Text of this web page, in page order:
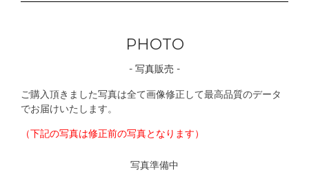
PHOTO
- 写真販売 -
ご購入頂きました写真は全て画像修正して最高品質のデータ
でお届けいたします。
（下記の写真は修正前の写真となります）
写真準備中